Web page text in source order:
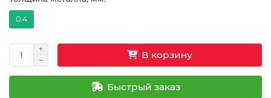
0.4
В корзину
Быстрый заказ